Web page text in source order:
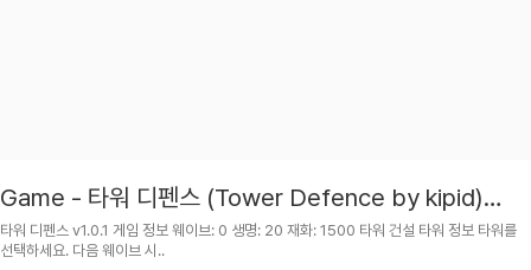
Game - 타워 디펜스 (Tower Defence by kipid)
v1.0.1
타워 디펜스 v1.0.1 게임 정보 웨이브: 0 생명: 20 재화: 1500 타워 건설 타워 정보 타워를
선택하세요. 다음 웨이브 시..